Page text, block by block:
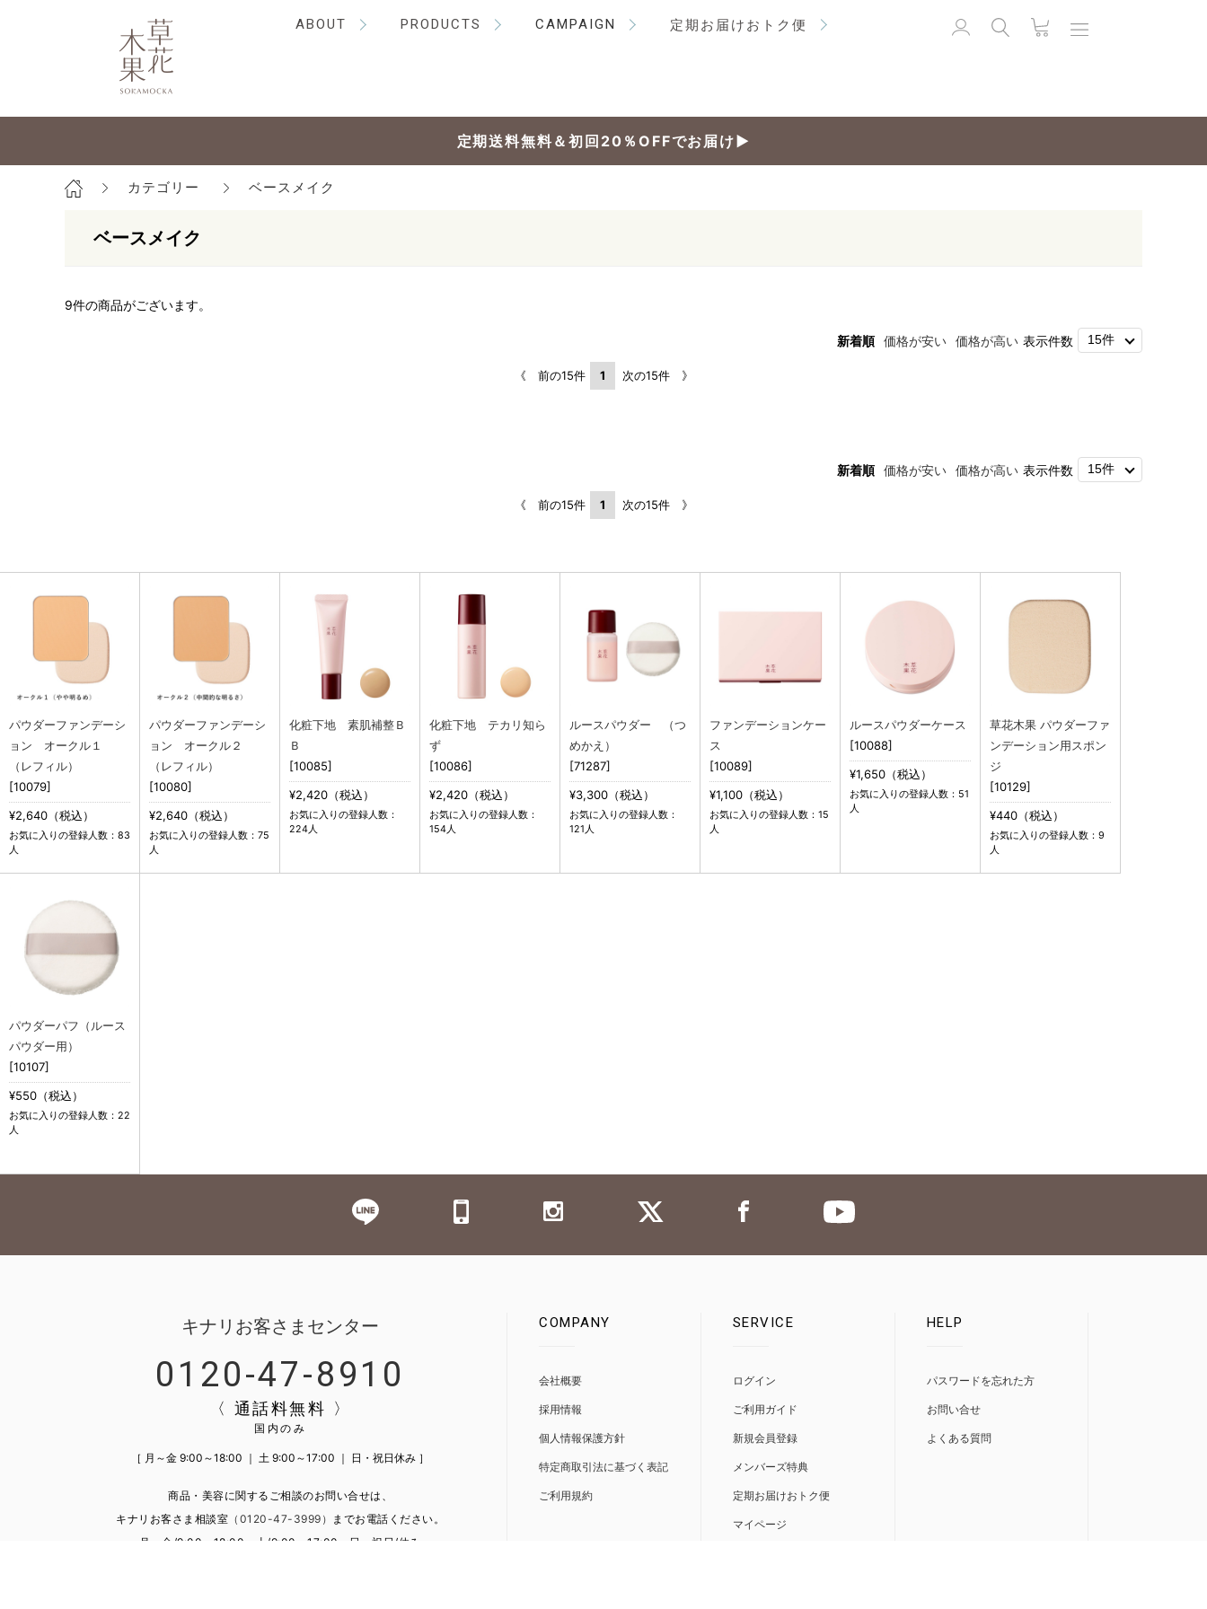
ABOUT PRODUCTS CAMPAIGN 定期お届けおトク便
定期送料無料＆初回20％OFFでお届け▶
カテゴリー ベースメイク
ベースメイク
9件の商品がございます。
新着順 価格が安い 価格が高い 表示件数
《 前の15件 1 次の15件 》
新着順 価格が安い 価格が高い 表示件数
《 前の15件 1 次の15件 》
パウダーファンデーシ
ョン オークル１
（レフィル）
[10079]
¥2,640（税込）
お気に入りの登録人数：83
人
パウダーファンデーシ
ョン オークル２
（レフィル）
[10080]
¥2,640（税込）
お気に入りの登録人数：75
人
化粧下地 素肌補整Ｂ
Ｂ
[10085]
¥2,420（税込）
お気に入りの登録人数：
224人
化粧下地 テカリ知ら
ず
[10086]
¥2,420（税込）
お気に入りの登録人数：
154人
ルースパウダー （つ
めかえ）
[71287]
¥3,300（税込）
お気に入りの登録人数：
121人
ファンデーションケー
ス
[10089]
¥1,100（税込）
お気に入りの登録人数：15
人
ルースパウダーケース
[10088]
¥1,650（税込）
お気に入りの登録人数：51
人
草花木果 パウダーファ
ンデーション用スポン
ジ
[10129]
¥440（税込）
お気に入りの登録人数：9
人
パウダーパフ（ルース
パウダー用）
[10107]
¥550（税込）
お気に入りの登録人数：22
人
キナリお客さまセンター
0120-47-8910
〈 通話料無料 〉
国内のみ
［ 月～金 9:00～18:00 ｜ 土 9:00～17:00 ｜ 日・祝日休み ］
商品・美容に関するご相談のお問い合せは、
キナリお客さま相談室 （0120-47-3999） までお電話ください。
月～金/9:00～18:00、土/9:00～17:00、日・祝日/休み
COMPANY
会社概要
採用情報
個人情報保護方針
特定商取引法に基づく表記
ご利用規約
SERVICE
ログイン
ご利用ガイド
新規会員登録
メンバーズ特典
定期お届けおトク便
マイページ
HELP
パスワードを忘れた方
お問い合せ
よくある質問